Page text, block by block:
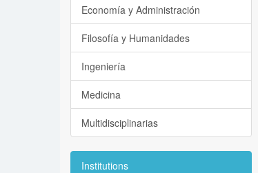
Economía y Administración
Filosofía y Humanidades
Ingeniería
Medicina
Multidisciplinarias
Institutions